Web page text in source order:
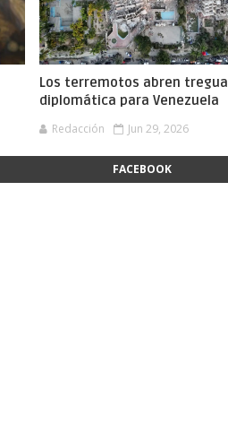
Los terremotos abren tregua
diplomática para Venezuela
Redacción Jun 29, 2026
FACEBOOK